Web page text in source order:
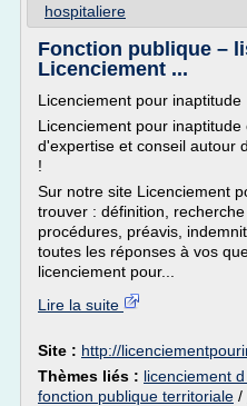
hospitaliere
Fonction publique –
Licenciement ...
Licenciement pour inaptitude
Licenciement pour
d'expertise et conseil autour
!
Sur notre site Licenciement
trouver : définition,
procédures, préavis,
toutes les réponses à vos
licenciement pour...
Lire la suite
Site : http://
Thèmes liés : licenciement
fonction publique territoriale /